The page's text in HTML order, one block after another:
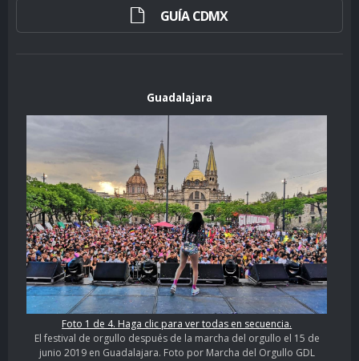
GUÍA CDMX
Guadalajara
Foto 1 de 4. Haga clic para ver todas en secuencia.
El festival de orgullo después de la marcha del orgullo el 15 de
junio 2019 en Guadalajara. Foto por Marcha del Orgullo GDL